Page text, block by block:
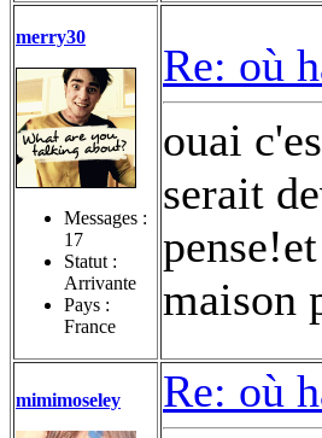
merry30
Messages :
17
Statut :
Arrivante
Pays :
France
Re: où
ouai
serait
maison
mimimoseley
Re: où